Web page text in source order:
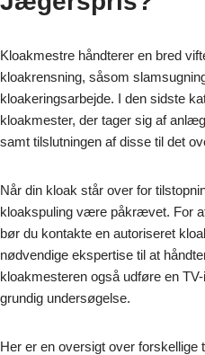
Kloakmestre håndterer en bred
kloakrensning, såsom
kloakeringsarbejde. I den sidste
kloakmester, der tager sig af
samt tilslutningen af disse til det
Når din kloak står over for
kloakspuling være påkrævet. For
bør du kontakte en autoriseret
nødvendige ekspertise til at
kloakmesteren også udføre en
grundig undersøgelse.
Her er en oversigt over forskellige